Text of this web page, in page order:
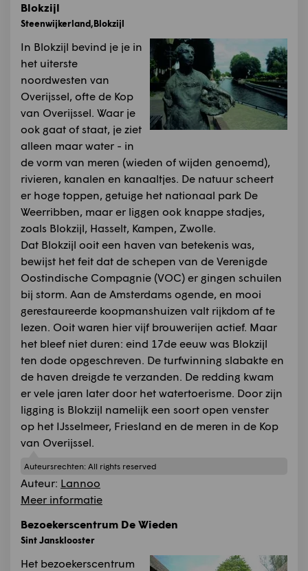
Blokzijl
Steenwijkerland,Blokzijl
In Blokzijl bevind je je in
het uiterste
noordwesten van
Overijssel, ofte de Kop
van Overijssel. Waar je
ook gaat of staat, je ziet
alleen maar water - in
de vorm van meren (wieden of wijden genoemd),
rivieren, kanalen en kanaaltjes. De natuur scheert
er hoge toppen, getuige het nationaal park De
Weerribben, maar er liggen ook knappe stadjes,
zoals Blokzijl, Hasselt, Kampen, Zwolle.
Dat Blokzijl ooit een haven van betekenis was,
bewijst het feit dat de schepen van de Verenigde
Oostindische Compagnie (VOC) er gingen schuilen
bij storm. Aan de Amsterdams ogende, en mooi
gerestaureerde koopmanshuizen valt rijkdom af te
lezen. Ooit waren hier vijf brouwerijen actief. Maar
het bleef niet duren: eind 17de eeuw was Blokzijl
ten dode opgeschreven. De turfwinning slabakte en
de haven dreigde te verzanden. De redding kwam
er vele jaren later door het watertoerisme. Door zijn
ligging is Blokzijl namelijk een soort open venster
op het IJsselmeer, Friesland en de meren in de Kop
van Overijssel.
Auteursrechten: All rights reserved
Auteur: Lannoo
Meer informatie
Bezoekerscentrum De Wieden
Sint Jansklooster
Het bezoekerscentrum